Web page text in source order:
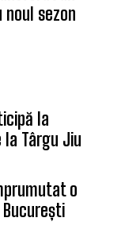
sezon
la
la Târgu Jiu
o